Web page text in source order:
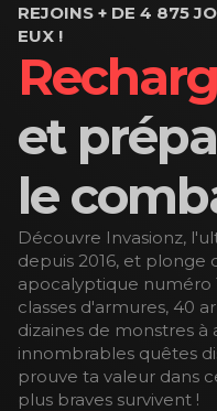
REJOINS + DE 4 875
EUX !
et
le
Découvre Invasionz,
depuis 2016, et plonge
apocalyptique numéro
classes d'armures, 40
dizaines de monstres à
innombrables quêtes
prouve ta valeur dans
plus braves survivent !